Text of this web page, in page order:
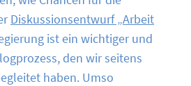
Diskussionsentwurf „Arbeit
ist ein wichtiger und
den wir seitens
haben. Umso